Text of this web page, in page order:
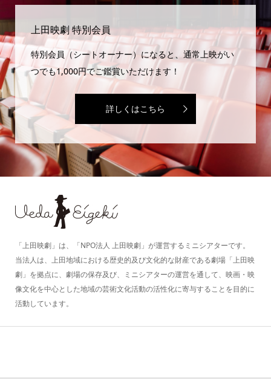
上田映劇 特別会員
特別会員（シートオーナー）になると、通常上映がい
つでも1,000円でご鑑賞いただけます！
詳しくはこちら
「上田映劇」は、「NPO法人 上田映劇」が運営するミニシアターです。
当法人は、上田地域における歴史的及び文化的な財産である劇場「上田映
劇」を拠点に、劇場の保存及び、ミニシアターの運営を通して、映画・映
像文化を中心とした地域の芸術文化活動の活性化に寄与することを目的に
活動しています。